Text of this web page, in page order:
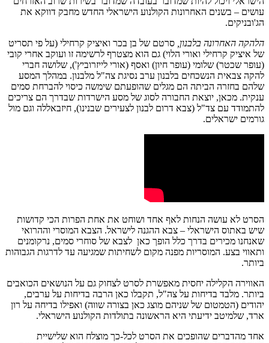
עושים – בשנים האחרונות הקולנוע הישראלי החדש מחבק דווקא את
הג'ובניקים.
הלהקה האחרונה בלבנון, סרטם של בן בכר ואיציק קרחילי (על פי תסריט
של איציק קרחילי ואורי הלוי) גם הוא מצטרף לרשימה זו ועוקב אחרי קובי
(עופר שכטר) שלומי (עופר חיון) ואסף (אורי לייזרוביץ'), שלושה חברי
להקה צבאית הנשכחים בלבנון ערב נסיגת צה"ל מלבנון. במהלך המסע
שלהם בחזרה הביתה הם מגלים שהופעתם שימשה כיסוי להברחת סמים
ענקית. מכאן, יוצאת החבורה לסוג של מסע הישרדות שבדרך הם צריכים
להתמודד עם צד"ל (צבא דרום לבנון לצעירים שבנינו), חיזבאללה וגם מול
גורמים ישראלים.
הסרט לא עושה הנחות לאף אחד ושוחט את אחת הפרות הכי קדושות
שיש באתוס הישראלי – צבא ההגנה לישראל. הצבא המוסרי וההרואי
שאנחנו מכירים בדרך כלל הופך כאן לצבא של סוחרי סמים, נרקומנים
ותאווי בצע. המוסריות מפנה מקום לשחיתות שמגיעה עד לדרגות הגבוהות
ביותר.
האווירה הקלילה יחסית מאפשרת לסרט לצחוק גם על הנושאים הכואבים
ביותר. מלבד בדיחות על צה"ל, תקבלו כאן הרבה בדיחות על ערבים,
יהודים (הטמטום של שניהם מוצג כאן בצורה שווה) ואפילו בדיחה על רון
ארד, שלמיטב ידיעתי היא הראשונה בתולדות הקולנוע הישראלי.
אחד מהדברים שהופכים את הסרט לכל-כך מוצלח הוא שלישיית